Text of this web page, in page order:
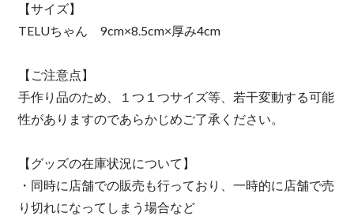
【サイズ】
TELUちゃん 9cm×8.5cm×厚み4cm
【ご注意点】
手作り品のため、１つ１つサイズ等、若干変動する可能
性がありますのであらかじめご了承ください。
【グッズの在庫状況について】
・同時に店舗での販売も行っており、一時的に店舗で売
り切れになってしまう場合など